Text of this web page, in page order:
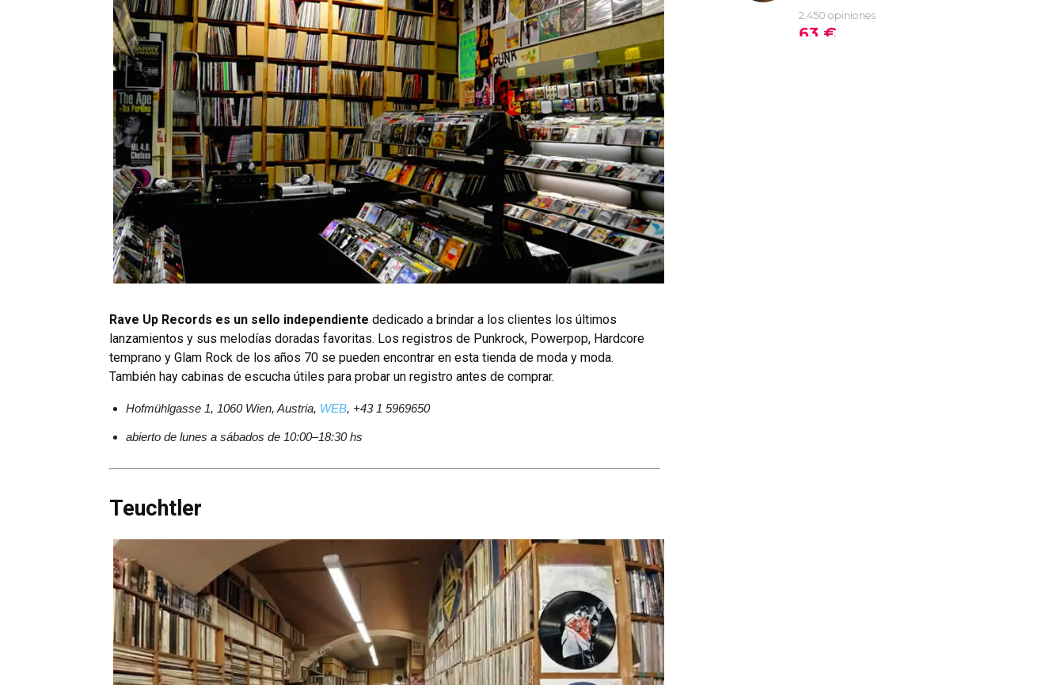
Rave Up Records es un sello independiente dedicado a brindar a los clientes los últimos
lanzamientos y sus melodías doradas favoritas. Los registros de Punkrock, Powerpop, Hardcore
temprano y Glam Rock de los años 70 se pueden encontrar en esta tienda de moda y moda.
También hay cabinas de escucha útiles para probar un registro antes de comprar.
Hofmühlgasse 1, 1060 Wien, Austria, WEB, +43 1 5969650
abierto de lunes a sábados de 10:00–18:30 hs
Teuchtler